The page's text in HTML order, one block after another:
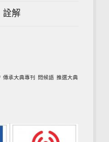
詮解
傳承大典專刊 問候語 推選大典